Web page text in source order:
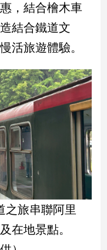
，結合檜木車
結合鐵道文
活旅遊體驗。
之旅串聯阿里
在地景點。